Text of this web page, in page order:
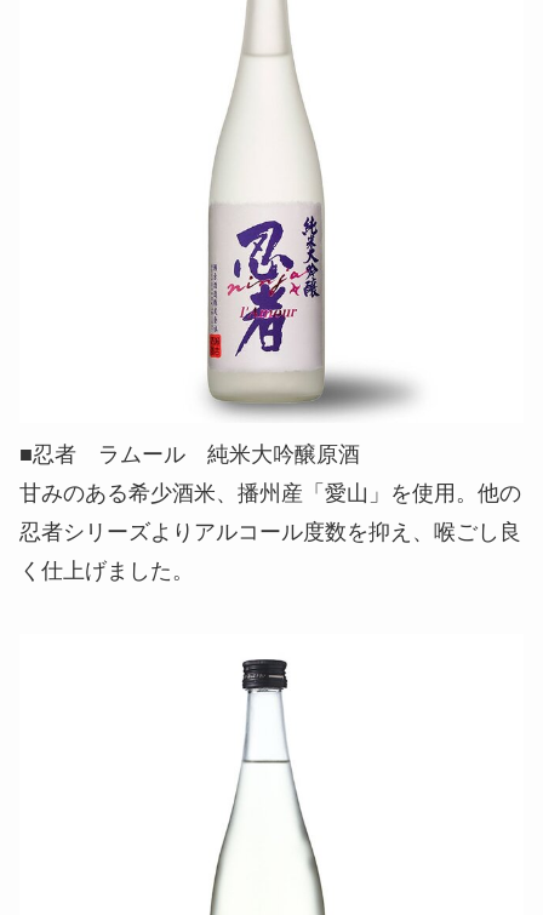
■忍者 ラムール 純米大吟醸原酒
甘みのある希少酒米、播州産「愛山」を使用。他の
忍者シリーズよりアルコール度数を抑え、喉ごし良
く仕上げました。